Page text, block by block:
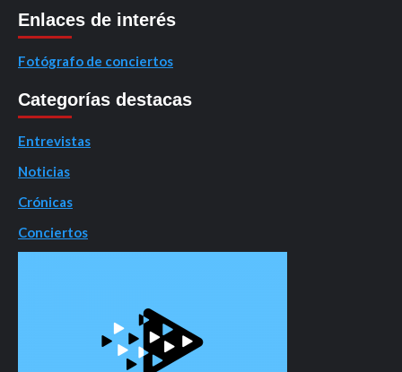
Enlaces de interés
Fotógrafo de conciertos
Categorías destacas
Entrevistas
Noticias
Crónicas
Conciertos